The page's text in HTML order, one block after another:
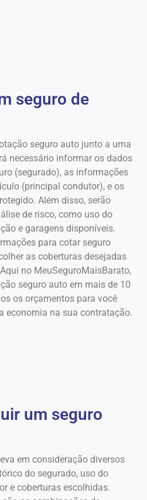
seguro de
seguro auto junto a uma
necessário informar os dados
(segurado), as informações
(principal condutor), e os
Além disso, serão
de risco, como uso do
e garagens disponíveis.
para cotar seguro
as coberturas desejadas
no MeuSeguroMaisBarato,
seguro auto em mais de 10
os orçamentos para você
economia na sua contratação.
um seguro
em consideração diversos
do segurado, uso do
e coberturas escolhidas.